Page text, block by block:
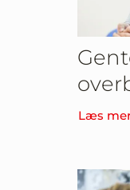
Læs